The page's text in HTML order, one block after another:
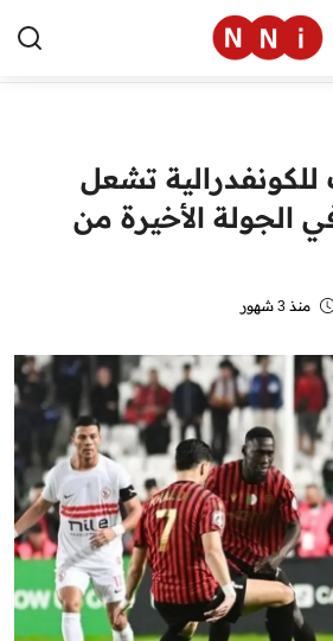
تشعل
الجولة الأخيرة من
منذ 3 شهور